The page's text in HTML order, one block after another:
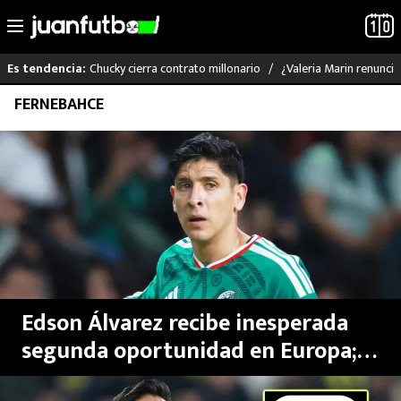
Saltar
contenido
Es tendencia: Chucky cierra contrato millonario ¿Valeria Marin
LO ÚLTIMO
LIGA MX
RAYADOS
PUMAS
ATLANTE
SELECCIÓN MEXICANA
FUTBOL INTERNACIONAL
FERNEBAHCE
Edson Álvarez recibe inesperada
segunda oportunidad en Europa;
un histórico europeo y un club de